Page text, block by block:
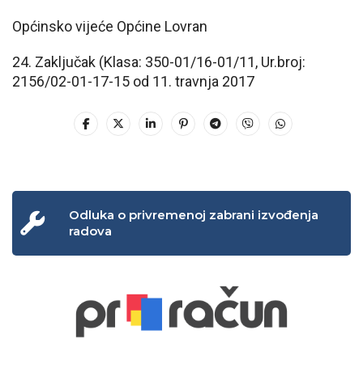
Općinsko vijeće Općine Lovran
24. Zaključak (Klasa: 350-01/16-01/11, Ur.broj:
2156/02-01-17-15 od 11. travnja 2017
Odluka o privremenoj zabrani izvođenja
radova